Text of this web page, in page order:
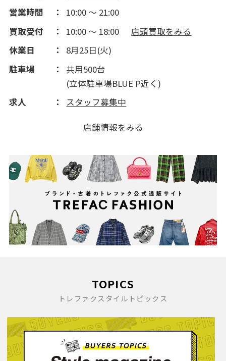
営業時間
10:00 ～ 21:00
買取受付
10:00 ～ 18:00
店頭買取をみる
休業日
8月25日(火)
駐車場
共用500台
(立体駐車場BLUE P近く)
求人
スタッフ募集中
店舗情報をみる
TOPICS
トレファクスタイルトピックス